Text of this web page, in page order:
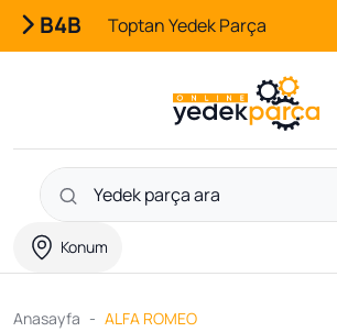
B4B Toptan Yedek Parça
Konum
Anasayfa ALFA ROMEO